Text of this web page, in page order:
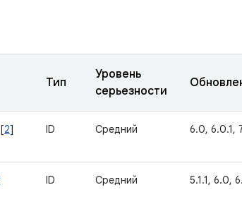
Тип
Уровень
серьезности
[2] ID Средний 6.0, 6.0.1,
ID Средний 5.1.1, 6.0,